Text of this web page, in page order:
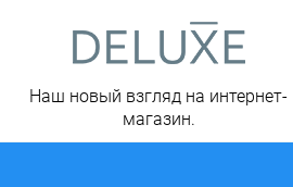
Наш новый взгляд на интернет-
магазин.